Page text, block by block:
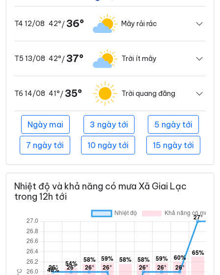
T4 12/08 42°/ 36° Mây rải rác
T5 13/08 42°/ 37° Trời ít mây
T6 14/08 41°/ 35° Trời quang đãng
Ngày mai 3 ngày tới 5 ngày tới
7 ngày tới 10 ngày tới 15 ngày tới
Nhiệt độ và khả năng có mưa Xã Giai Lạc
trong 12h tới